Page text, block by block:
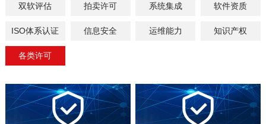
双软评估 拍卖许可 系统集成 软件资质
ISO体系认证 信息安全 运维能力 知识产权
各类许可